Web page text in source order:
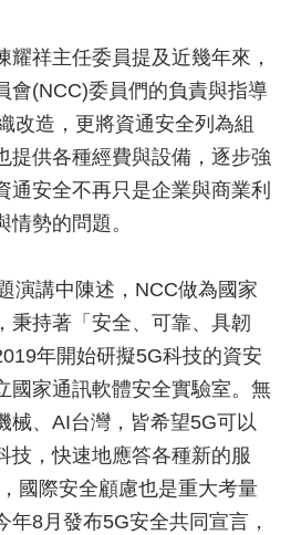
耀祥主任委員提及近幾年來，
會(NCC)委員們的負責與指導
改造，更將資通安全列為組
提供各種經費與設備，逐步強
通安全不再只是企業與商業利
勢的問題。
演講中陳述，NCC做為國家
秉持著「安全、可靠、具韌
年開始研擬5G科技的資安
國家通訊軟體安全實驗室。無
械、AI台灣，皆希望5G可以
技，快速地應答各種新的服
國際安全顧慮也是重大考量
年8月發布5G安全共同宣言，